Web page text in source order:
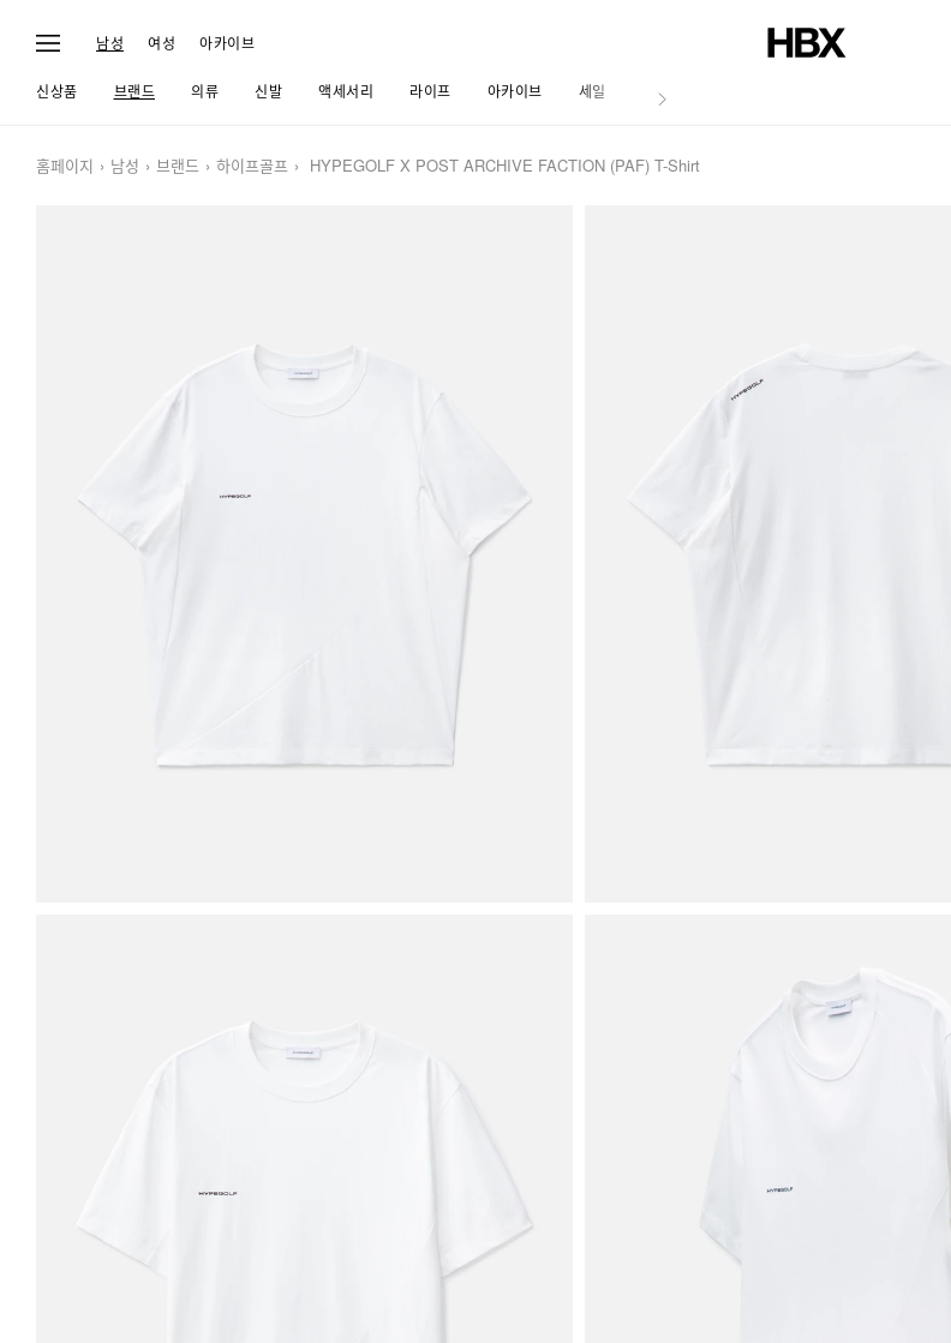
남성 여성 아카이브
신상품 브랜드 의류 신발 액세서리 라이프 아카이브 세일 저널
홈페이지 남성 브랜드 하이프골프 HYPEGOLF X POST ARCHIVE FACTION (PAF) T-Shirt